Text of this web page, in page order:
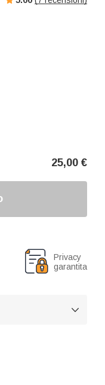
25,00 €
Privacy
garantita
